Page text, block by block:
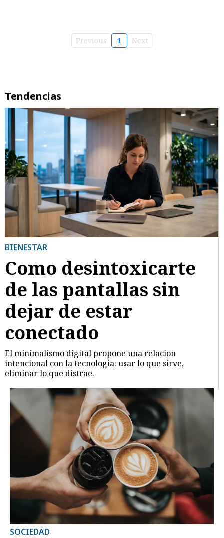
Previous 1 Next
Tendencias
BIENESTAR
Como desintoxicarte
de las pantallas sin
dejar de estar
conectado
El minimalismo digital propone una relacion
intencional con la tecnologia: usar lo que sirve,
eliminar lo que distrae.
SOCIEDAD